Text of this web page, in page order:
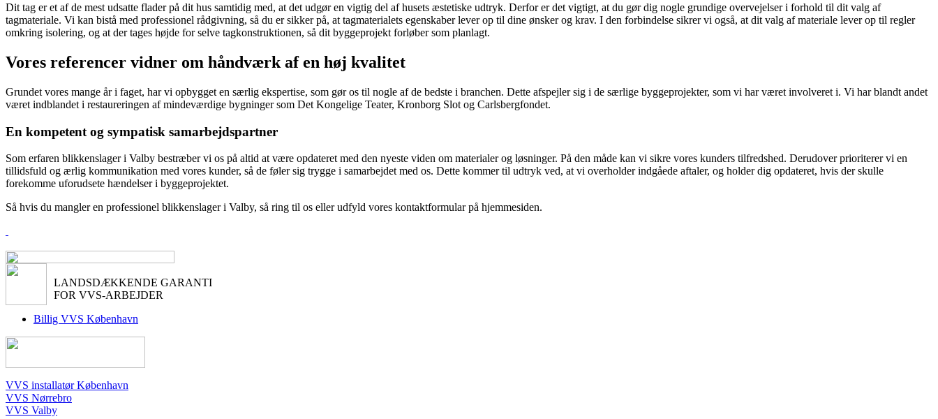
Dit tag er et af de mest udsatte flader på dit hus samtidig med, at det udgør en vigtig del af husets æstetiske udtryk. Derfor er det vigtigt, at du gør dig nogle grundige overvejelser i forhold til dit valg af
tagmateriale. Vi kan bistå med professionel rådgivning, så du er sikker på, at tagmaterialets egenskaber lever op til dine ønsker og krav. I den forbindelse sikrer vi også, at dit valg af materiale lever op til regler
omkring isolering, og at der tages højde for selve tagkonstruktionen, så dit byggeprojekt forløber som planlagt.
Vores referencer vidner om håndværk af en høj kvalitet
Grundet vores mange år i faget, har vi opbygget en særlig ekspertise, som gør os til nogle af de bedste i branchen. Dette afspejler sig i de særlige byggeprojekter, som vi har været involveret i. Vi har blandt andet
været indblandet i restaureringen af mindeværdige bygninger som Det Kongelige Teater, Kronborg Slot og Carlsbergfondet.
En kompetent og sympatisk samarbejdspartner
Som erfaren blikkenslager i Valby bestræber vi os på altid at være opdateret med den nyeste viden om materialer og løsninger. På den måde kan vi sikre vores kunders tilfredshed. Derudover prioriterer vi en
tillidsfuld og ærlig kommunikation med vores kunder, så de føler sig trygge i samarbejdet med os. Dette kommer til udtryk ved, at vi overholder indgåede aftaler, og holder dig opdateret, hvis der skulle
forekomme uforudsete hændelser i byggeprojektet.
Så hvis du mangler en professionel blikkenslager i Valby, så ring til os eller udfyld vores kontaktformular på hjemmesiden.
LANDSDÆKKENDE GARANTI
FOR VVS-ARBEJDER
Billig VVS København
VVS installatør København
VVS Nørrebro
VVS Valby